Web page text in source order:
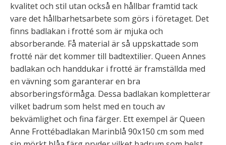
kvalitet och stil utan också en hållbar framtid tack
vare det hållbarhetsarbete som görs i företaget. Det
finns badlakan i frotté som är mjuka och
absorberande. Få material är så uppskattade som
frotté när det kommer till badtextilier. Queen Annes
badlakan och handdukar i frotté är framställda med
en vävning som garanterar en bra
absorberingsförmåga. Dessa badlakan kompletterar
vilket badrum som helst med en touch av
bekvämlighet och fina färger. Ett exempel är Queen
Anne Frottébadlakan Marinblå 90x150 cm som med